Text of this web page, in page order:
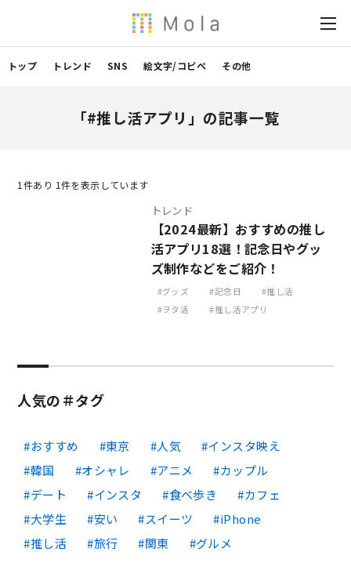
トップ トレンド SNS 絵文字/コピペ その他
「#推し活アプリ」の記事一覧
1 件あり 1件を表示しています
トレンド
【2024最新】おすすめの推し
活アプリ18選！記念日やグッ
ズ制作などをご紹介！
グッズ 記念日
推し活
ヲタ活
推し活アプリ
人気の＃タグ
おすすめ 東京 人気
インスタ映え
韓国
オシャレ アニメ
カップル
デート
インスタ 食べ歩き
カフェ
大学生
安い スイーツ
iPhone
推し活
旅行 関東 グルメ